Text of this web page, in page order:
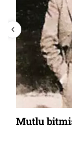
Mutlu